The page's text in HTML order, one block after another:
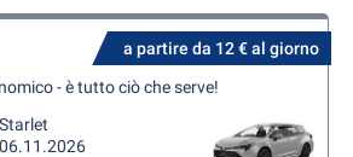
a partire da 12 € al giorno
- è tutto ciò che serve!